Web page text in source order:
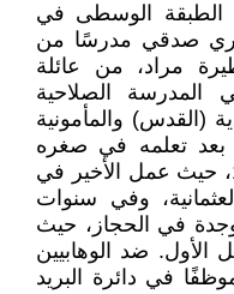
الطبقة الوسطى في
والده بكري صدقي مدرسًا من
مراد، من عائلة
المدرسة الصلاحية
(القدس) والمأمونية
تعلمه في صغره
هناك، التحق بوالده في عام 1914، حيث عمل الأخير في
وفي سنوات
في الحجاز، حيث
ضد الوهابيين
في دائرة البريد